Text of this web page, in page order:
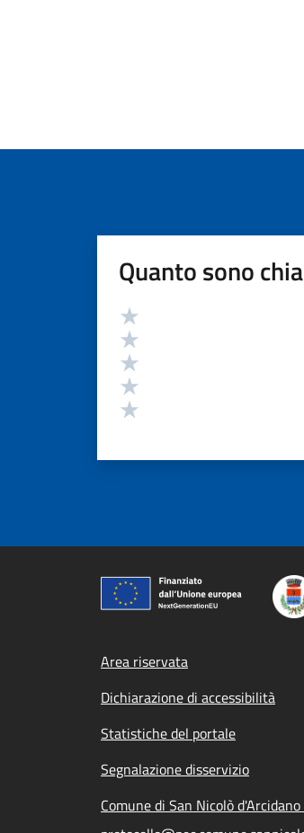
Quanto sono
Valutazione
Footer menu
Area riservata
Dichiarazione di accessibilità
Statistiche del portale
Segnalazione disservizio
Comune di San Nicolò